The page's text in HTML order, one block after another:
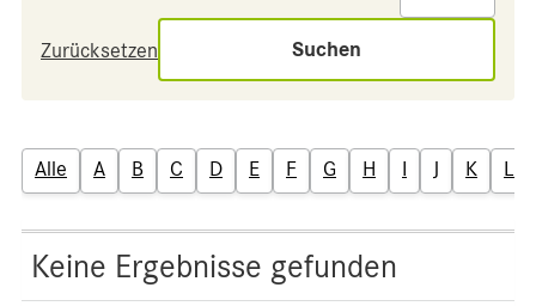
Zurücksetzen Suchen
Alle A B C D E F G H I J K L
Keine Ergebnisse gefunden